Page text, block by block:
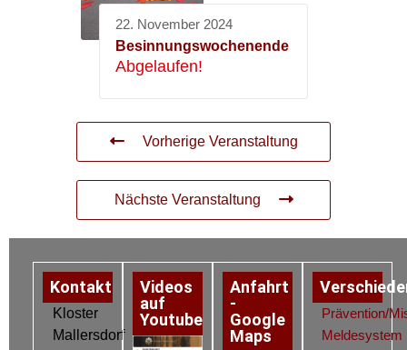
22. November 2024
Besinnungswochenende
Abgelaufen!
Vorherige Veranstaltung
Nächste Veranstaltung
Kontakt
Kloster
Mallersdorf
Videos
auf
Youtube
Anfahrt
-
Google
Maps
Prävention/
Meldesystem